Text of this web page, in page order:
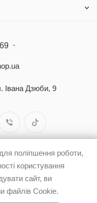
Івана Дзюби, 9
поліпшення роботи,
користування
сайт, ви
файлів Cookie.